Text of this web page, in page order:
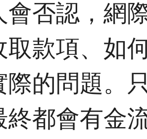
會否認，網
取款項、如
際的問題。
終都會有金